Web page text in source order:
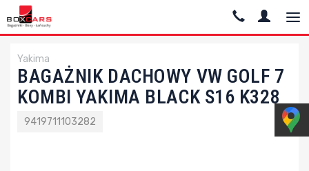
Yakima
BAGAŻNIK DACHOWY VW GOLF 7
KOMBI YAKIMA BLACK S16 K328
9419711103282